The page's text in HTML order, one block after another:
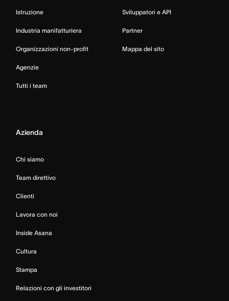
Istruzione
Industria manifatturiera
Organizzazioni non-profit
Agenzie
Tutti i team
Sviluppatori e API
Partner
Mappa del sito
Azienda
Chi siamo
Team direttivo
Clienti
Lavora con noi
Inside Asana
Cultura
Stampa
Relazioni con gli investitori